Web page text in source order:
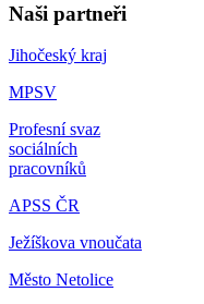
Naši partneři
Jihočeský kraj
MPSV
Profesní svaz
sociálních
pracovníků
APSS ČR
Ježíškova vnoučata
Město Netolice